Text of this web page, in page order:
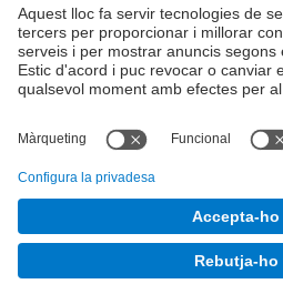
La recerca a la UPC
La transferència, l'emprenedoria i
la innovació a la UPC
Foment i suport a la recerca
transferència, l'emprenedoria i la
Serveis per a empreses
© UPC Universitat Politècnica de